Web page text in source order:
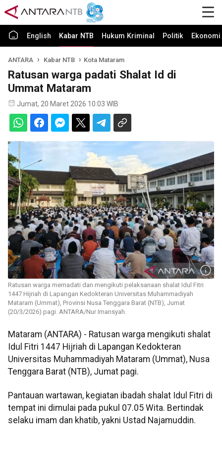
English Kabar NTB Hukum Kriminal Politik
ANTARA Kabar NTB Kota Mataram
Ratusan warga padati Shalat Id di
Ummat Mataram
Jumat, 20 Maret 2026 10:03 WIB
Ratusan warga memadati dan mengikuti pelaksanaan shalat Idul Fitri
1447 Hijriah di Lapangan Kedokteran Universitas Muhammadiyah
Mataram (Ummat), Provinsi Nusa Tenggara Barat (NTB), Jumat
(20/3/2026) pagi. ANTARA/Nur Imansyah.
Mataram (ANTARA) - Ratusan warga mengikuti shalat
Idul Fitri 1447 Hijriah di Lapangan Kedokteran
Universitas Muhammadiyah Mataram (Ummat), Nusa
Tenggara Barat (NTB), Jumat pagi.
Pantauan wartawan, kegiatan ibadah shalat Idul Fitri di
tempat ini dimulai pada pukul 07.05 Wita. Bertindak
selaku imam dan khatib, yakni Ustad Najamuddin.